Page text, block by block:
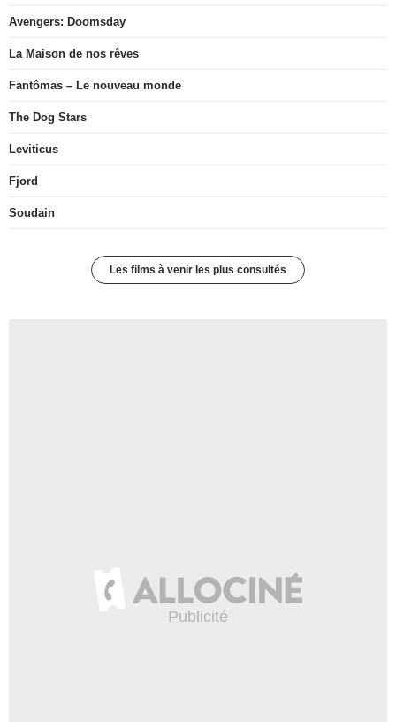
Avengers: Doomsday
La Maison de nos rêves
Fantômas – Le nouveau monde
The Dog Stars
Leviticus
Fjord
Soudain
Les films à venir les plus consultés